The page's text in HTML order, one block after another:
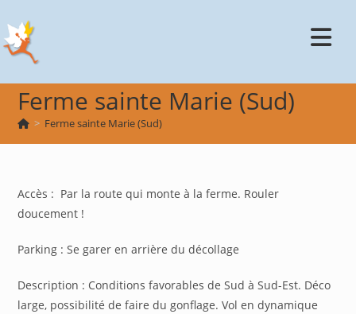
to
content
Ferme sainte Marie (Sud)
> Ferme sainte Marie (Sud)
Accès : Par la route qui monte à la ferme. Rouler
doucement !
Parking : Se garer en arrière du décollage
Description : Conditions favorables de Sud à Sud-Est. Déco
large, possibilité de faire du gonflage. Vol en dynamique